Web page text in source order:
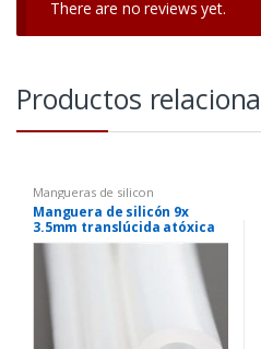
There are no reviews yet.
Productos
Mangueras de silicon
Manguera de silicón 9x
3.5mm translúcida atóxica